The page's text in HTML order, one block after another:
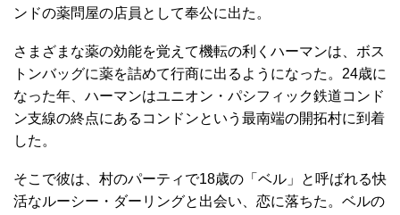
ンドの薬問屋の店員として奉公に出た。
さまざまな薬の効能を覚えて機転の利くハーマンは、ボス
トンバッグに薬を詰めて行商に出るようになった。24歳に
なった年、ハーマンはユニオン・パシフィック鉄道コンド
ン支線の終点にあるコンドンという最南端の開拓村に到着
した。
そこで彼は、村のパーティで18歳の「ベル」と呼ばれる快
活なルーシー・ダーリングと出会い、恋に落ちた。ベルの